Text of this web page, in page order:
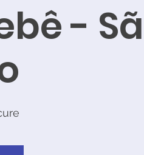
-